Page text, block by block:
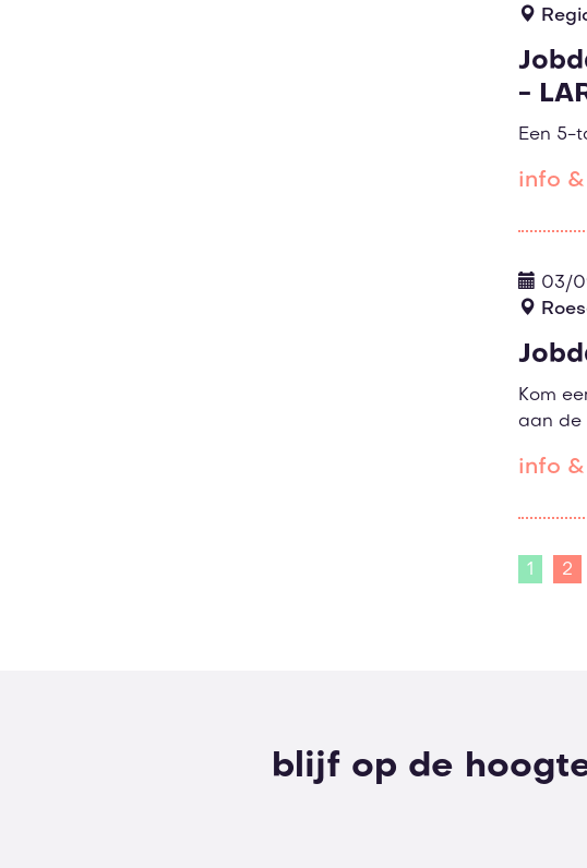
-
Een 5-
info
03/
Kom
aan de
info
1 2
blijf op de